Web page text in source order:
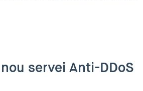
servei Anti-DDoS